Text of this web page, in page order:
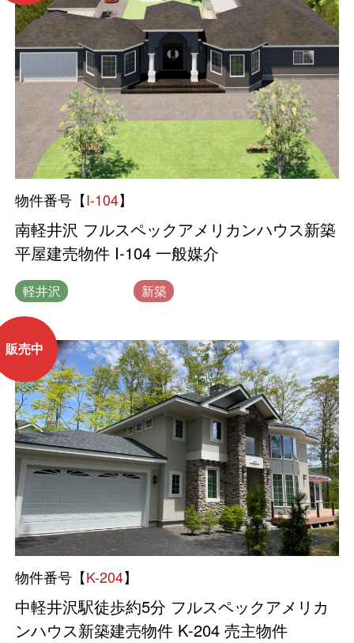
物件番号【I-104】
南軽井沢 フルスペックアメリカンハウス新築
平屋建売物件 I-104 一般媒介
軽井沢 新築
販売中
物件番号【K-204】
中軽井沢駅徒歩約5分 フルスペックアメリカ
ンハウス新築建売物件 K-204 売主物件